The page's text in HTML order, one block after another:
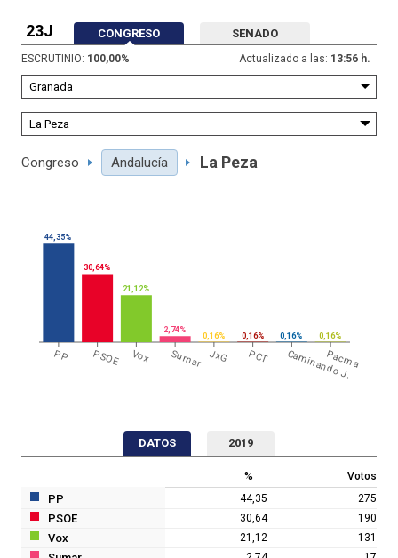
23J CONGRESO SENADO
ESCRUTINIO: 100,00% Actualizado a las: 13:56 h.
Congreso Andalucía La Peza
PP PSOE Vox Sumar JxG PCT Caminando J.
Pacma
44,35%
30,64%
21,12%
2,74%
0,16% 0,16% 0,16% 0,16%
DATOS 2019
% Votos
PP 44,35 275
PSOE 30,64 190
Vox 21,12 131